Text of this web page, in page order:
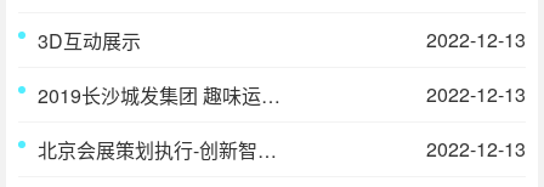
3D互动展示
2022-12-13
2019长沙城发集团 趣味运动会
2022-12-13
北京会展策划执行-创新智造•品质三一丨第18届三一消防展
2022-12-13